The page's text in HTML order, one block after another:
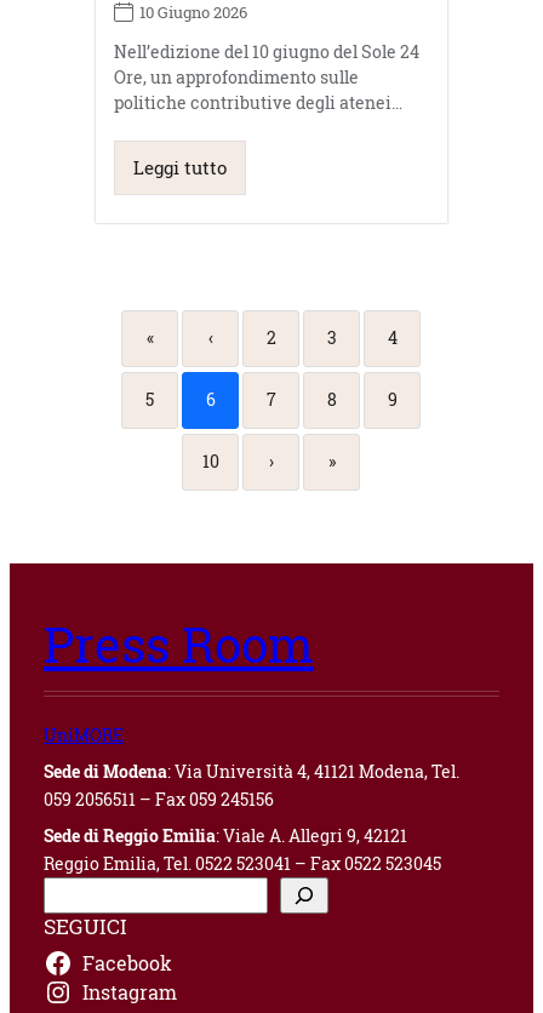
10 Giugno 2026
Nell’edizione del 10 giugno del Sole 24
Ore, un approfondimento sulle
politiche contributive degli atenei…
Leggi tutto
« ‹ 2 3 4
5 6 7 8 9
10 › »
Press Room
UniMORE
Sede di Modena: Via Università 4, 41121 Modena, Tel.
059 2056511 – Fax 059 245156
Sede di Reggio Emilia: Viale A. Allegri 9, 42121
Reggio Emilia, Tel. 0522 523041 – Fax 0522 523045
e
r
c
a
SEGUICI
Facebook
Instagram